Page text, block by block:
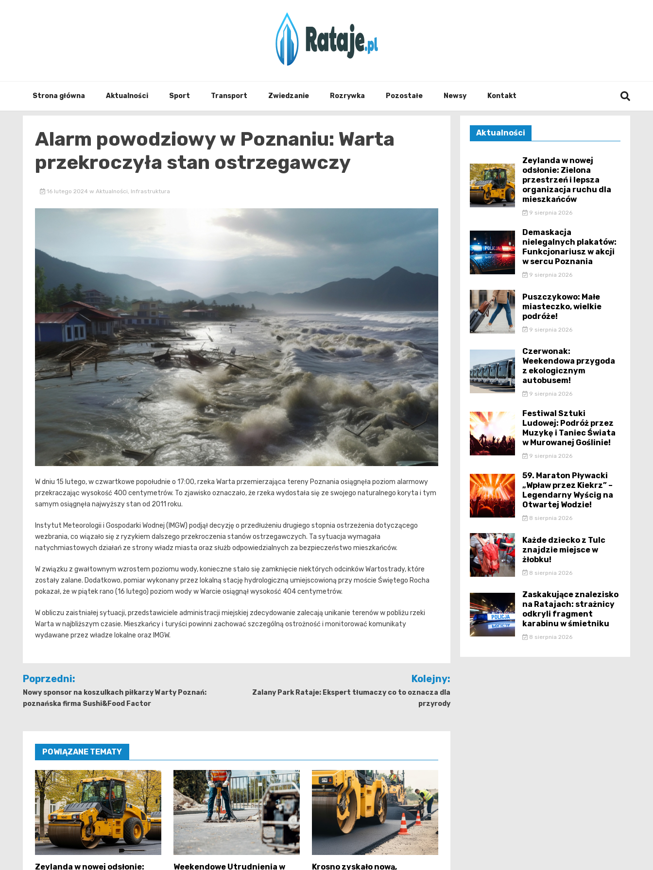
Rataje.pl
Strona główna Aktualności Sport Transport Zwiedzanie Rozrywka Pozostałe Newsy Kontakt
Alarm powodziowy w Poznaniu: Warta
przekroczyła stan ostrzegawczy
16 lutego 2024 w Aktualności, Infrastruktura
W dniu 15 lutego, w czwartkowe popołudnie o 17:00, rzeka Warta przemierzająca tereny Poznania osiągnęła poziom alarmowy
przekraczając wysokość 400 centymetrów. To zjawisko oznaczało, że rzeka wydostała się ze swojego naturalnego koryta i tym
samym osiągnęła najwyższy stan od 2011 roku.
Instytut Meteorologii i Gospodarki Wodnej (IMGW) podjął decyzję o przedłużeniu drugiego stopnia ostrzeżenia dotyczącego
wezbrania, co wiązało się z ryzykiem dalszego przekroczenia stanów ostrzegawczych. Ta sytuacja wymagała
natychmiastowych działań ze strony władz miasta oraz służb odpowiedzialnych za bezpieczeństwo mieszkańców.
W związku z gwałtownym wzrostem poziomu wody, konieczne stało się zamknięcie niektórych odcinków Wartostrady, które
zostały zalane. Dodatkowo, pomiar wykonany przez lokalną stację hydrologiczną umiejscowioną przy moście Świętego Rocha
pokazał, że w piątek rano (16 lutego) poziom wody w Warcie osiągnął wysokość 404 centymetrów.
W obliczu zaistniałej sytuacji, przedstawiciele administracji miejskiej zdecydowanie zalecają unikanie terenów w pobliżu rzeki
Warta w najbliższym czasie. Mieszkańcy i turyści powinni zachować szczególną ostrożność i monitorować komunikaty
wydawane przez władze lokalne oraz IMGW.
Nawigacja
wpisu
Poprzedni:
Nowy sponsor na koszulkach piłkarzy Warty Poznań:
poznańska firma Sushi&Food Factor
Kolejny:
Zalany Park Rataje: Ekspert tłumaczy co to oznacza dla
przyrody
POWIĄZANE TEMATY
Zeylanda w nowej odsłonie: Weekendowe Utrudnienia w Krosno zyskało nową,
Aktualności
Zeylanda w nowej
odsłonie: Zielona
przestrzeń i lepsza
organizacja ruchu dla
mieszkańców
9 sierpnia 2026
Demaskacja
nielegalnych plakatów:
Funkcjonariusz w akcji
w sercu Poznania
9 sierpnia 2026
Puszczykowo: Małe
miasteczko, wielkie
podróże!
9 sierpnia 2026
Czerwonak:
Weekendowa przygoda
z ekologicznym
autobusem!
9 sierpnia 2026
Festiwal Sztuki
Ludowej: Podróż przez
Muzykę i Taniec Świata
w Murowanej Goślinie!
9 sierpnia 2026
59. Maraton Pływacki
„Wpław przez Kiekrz” –
Legendarny Wyścig na
Otwartej Wodzie!
8 sierpnia 2026
Każde dziecko z Tulc
znajdzie miejsce w
żłobku!
8 sierpnia 2026
Zaskakujące znalezisko
na Ratajach: strażnicy
odkryli fragment
karabinu w śmietniku
8 sierpnia 2026